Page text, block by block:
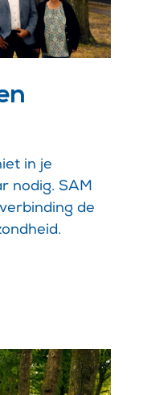
in je
nodig. SAM
de